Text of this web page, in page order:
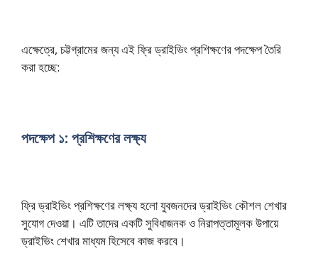
এক্ষেত্রে, চট্টগ্রামের জন্য এই ফ্রি ড্রাইভিং প্রশিক্ষণের পদক্ষেপ তৈরি
করা হচ্ছে:
পদক্ষেপ ১: প্রশিক্ষণের লক্ষ্য
ফ্রি ড্রাইভিং প্রশিক্ষণের লক্ষ্য হলো যুবজনদের ড্রাইভিং কৌশল শেখার
সুযোগ দেওয়া। এটি তাদের একটি সুবিধাজনক ও নিরাপত্তামূলক উপায়ে
ড্রাইভিং শেখার মাধ্যম হিসেবে কাজ করবে।